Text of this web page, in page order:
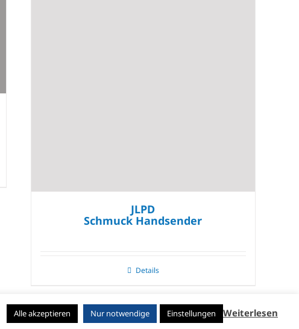
JLPD
Schmuck Handsender
Details
Alle akzeptieren Nur notwendige Einstellungen Weiterlesen